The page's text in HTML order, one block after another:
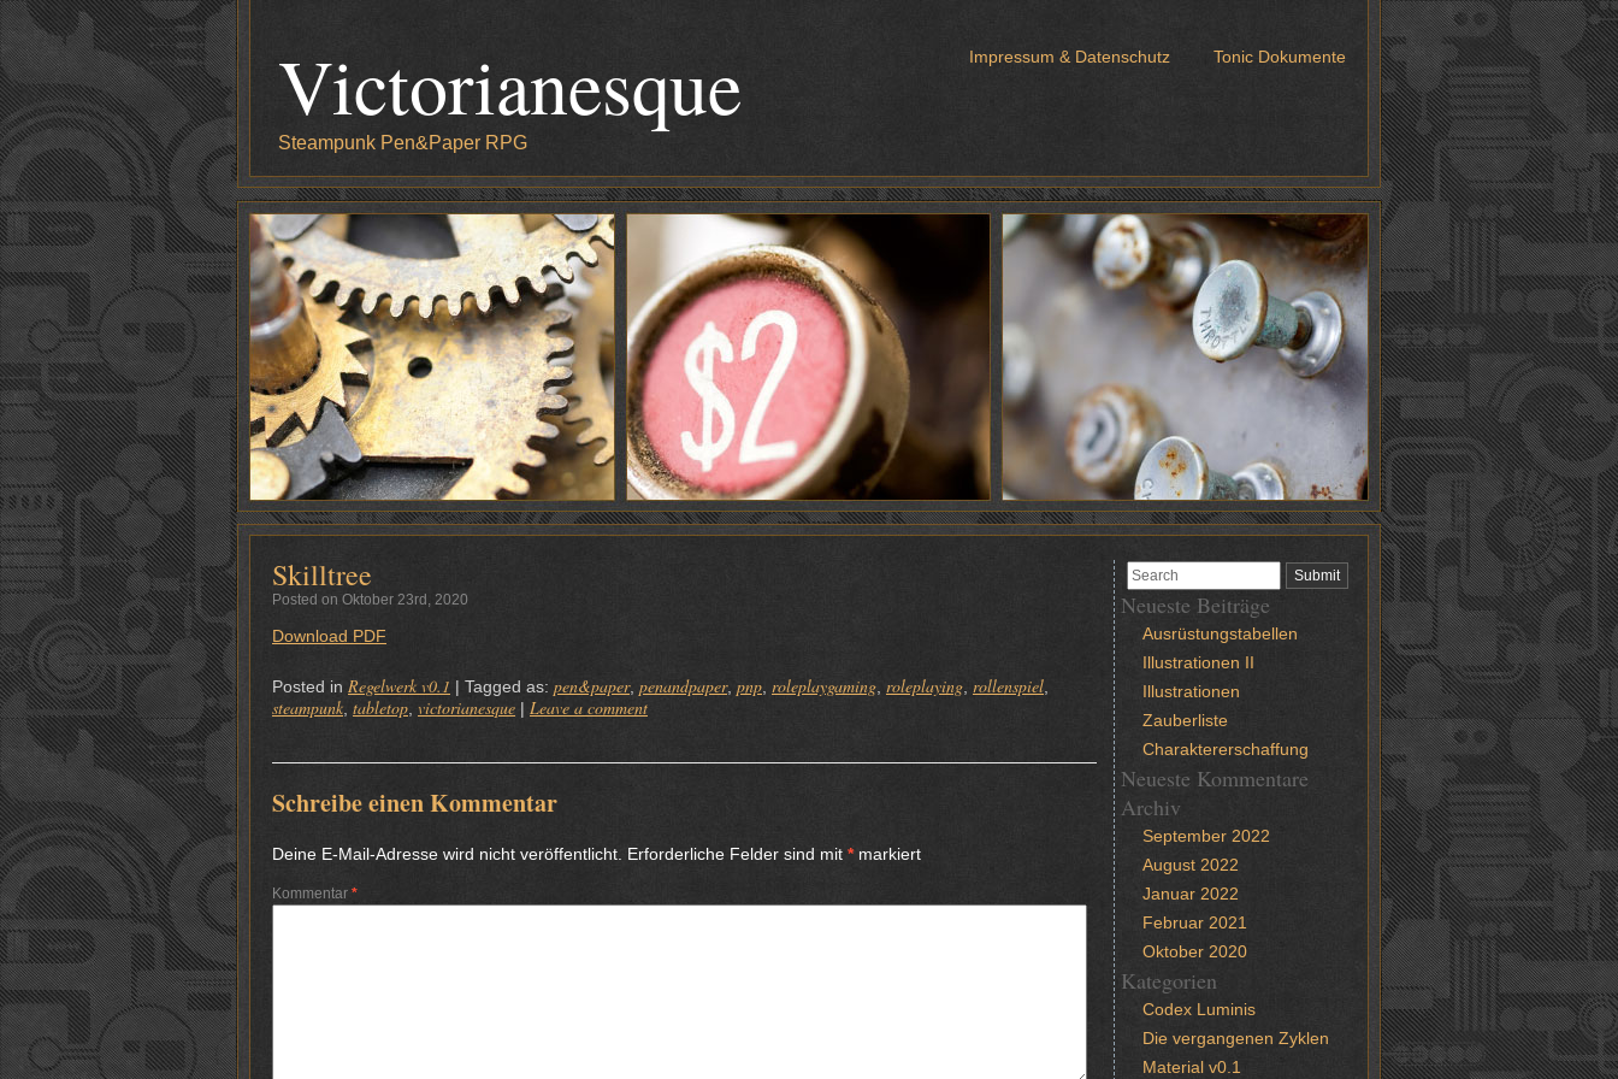
Impressum & Datenschutz Tonic Dokumente
Victorianesque
Steampunk Pen&Paper RPG
Skilltree
Posted on Oktober 23rd, 2020
Download PDF
Posted in Regelwerk v0.1 | Tagged as: pen&paper, penandpaper, pnp roleplaygaming roleplaying rollenspiel
steampunk tabletop victorianesque | Leave a comment
Schreibe einen Kommentar
Deine E-Mail-Adresse wird nicht veröffentlicht. Erforderliche Felder sind mit *markiert
Kommentar *
Neueste Beiträge
Ausrüstungstabellen
Illustrationen II
Illustrationen
Zauberliste
Charaktererschaffung
Neueste Kommentare
Archiv
September 2022
August 2022
Januar 2022
Februar 2021
Oktober 2020
Kategorien
Codex Luminis
Die vergangenen Zyklen
Material v0.1